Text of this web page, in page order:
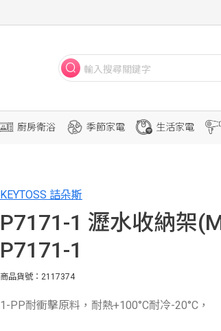
廚房衛浴 季節家電 生活家電
KEYTOSS 詰朵斯
P7171-1 瀝水收納架
P7171-1
商品貨號：2117374
1-PP耐衝擊原料，耐熱+100°C耐冷-20°C，